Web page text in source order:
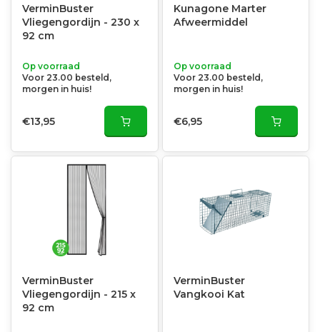
VerminBuster
Vliegengordijn - 230 x
92 cm
Op voorraad
Voor 23.00 besteld,
morgen in huis!
€13,95
Kunagone Marter
Afweermiddel
Op voorraad
Voor 23.00 besteld,
morgen in huis!
€6,95
VerminBuster
Vliegengordijn - 215 x
92 cm
VerminBuster
Vangkooi Kat